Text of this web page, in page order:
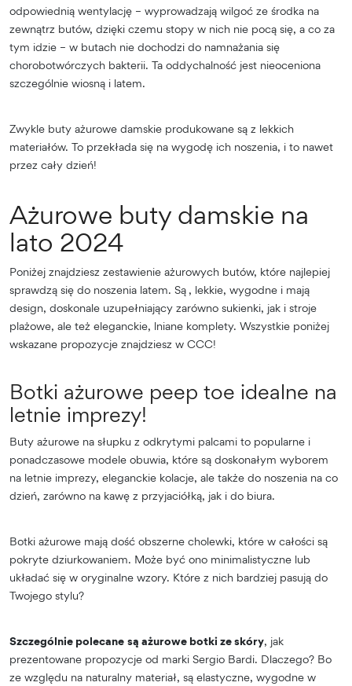
odpowiednią wentylację – wyprowadzają wilgoć ze środka na
zewnątrz butów, dzięki czemu stopy w nich nie pocą się, a co za
tym idzie – w butach nie dochodzi do namnażania się
chorobotwórczych bakterii. Ta oddychalność jest nieoceniona
szczególnie wiosną i latem.
Zwykle buty ażurowe damskie produkowane są z lekkich
materiałów. To przekłada się na wygodę ich noszenia, i to nawet
przez cały dzień!
Ażurowe buty damskie na
lato 2024
Poniżej znajdziesz zestawienie ażurowych butów, które najlepiej
sprawdzą się do noszenia latem. Są , lekkie, wygodne i mają
design, doskonale uzupełniający zarówno sukienki, jak i stroje
plażowe, ale też eleganckie, lniane komplety. Wszystkie poniżej
wskazane propozycje znajdziesz w CCC!
Botki ażurowe peep toe idealne na
letnie imprezy!
Buty ażurowe na słupku z odkrytymi palcami to popularne i
ponadczasowe modele obuwia, które są doskonałym wyborem
na letnie imprezy, eleganckie kolacje, ale także do noszenia na co
dzień, zarówno na kawę z przyjaciółką, jak i do biura.
Botki ażurowe mają dość obszerne cholewki, które w całości są
pokryte dziurkowaniem. Może być ono minimalistyczne lub
układać się w oryginalne wzory. Które z nich bardziej pasują do
Twojego stylu?
Szczególnie polecane są ażurowe botki ze skóry, jak
prezentowane propozycje od marki Sergio Bardi. Dlaczego? Bo
ze względu na naturalny materiał, są elastyczne, wygodne w